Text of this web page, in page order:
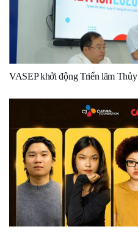
VASEP khởi động Triển lãm